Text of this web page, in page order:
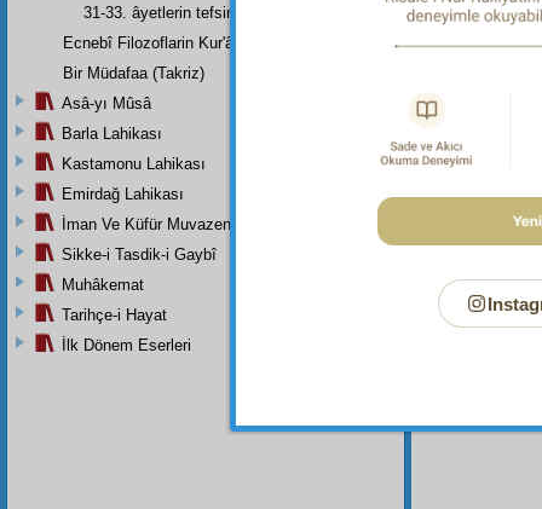
Dipnot-2
Dipnot-5
Kılan,
Dipnot-7
Yaratıcı.
31-33. âyetlerin tefsiri
Ecnebî Filozoflarin Kur'ân'i Tasdiklerine Dair Şehadetleri
Bir Müdafaa (Takriz)
Asâ-yı Mûsâ
Barla Lahikası
Kastamonu Lahikası
Emirdağ Lahikası
İman Ve Küfür Muvazeneleri
Sikke-i Tasdik-i Gaybî
Muhâkemat
Tarihçe-i Hayat
İlk Dönem Eserleri